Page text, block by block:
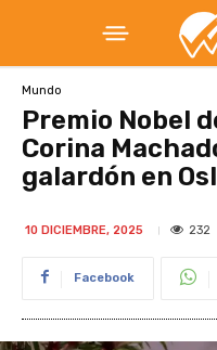
Mundo
Premio Nobel
Corina
galardón en
10 DICIEMBRE, 2025 232
Facebook